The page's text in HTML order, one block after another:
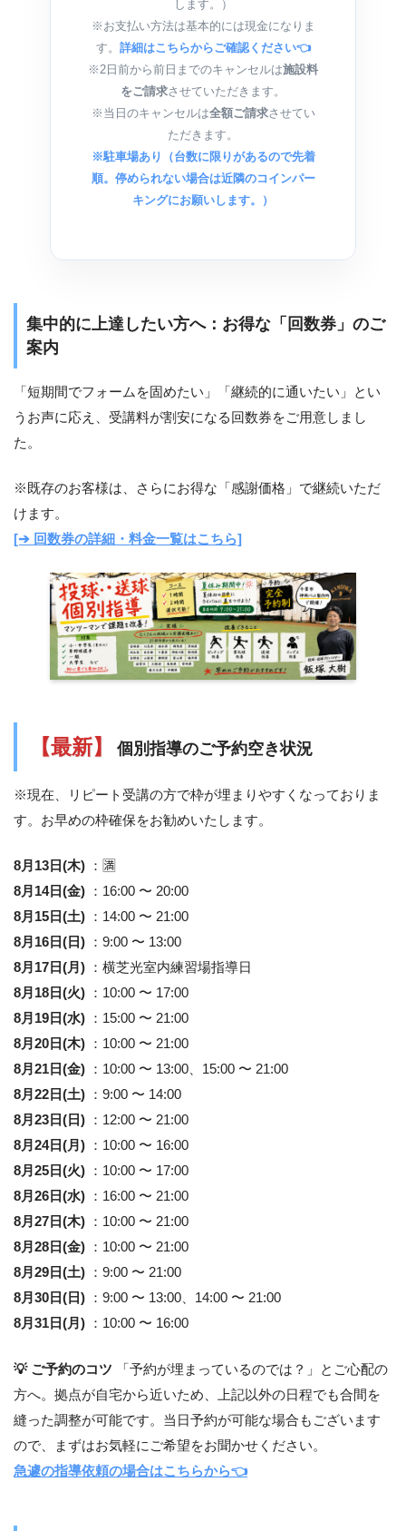
します。）
※お支払い方法は基本的には現金になりま
す。 詳細はこちらからご確認ください👈
※2日前から前日までのキャンセルは施設料
をご請求させていただきます。
※当日のキャンセルは全額ご請求させてい
ただきます。
※駐車場あり（台数に限りがあるので先着
順。停められない場合は近隣のコインパー
キングにお願いします。）
集中的に上達したい方へ：お得な「回数券」のご
案内
「短期間でフォームを固めたい」「継続的に通いたい」とい
うお声に応え、受講料が割安になる回数券をご用意しまし
た。
※既存のお客様は、さらにお得な「感謝価格」で継続いただ
けます。
[➔ 回数券の詳細・料金一覧はこちら]
【最新】 個別指導のご予約空き状況
※現在、リピート受講の方で枠が埋まりやすくなっておりま
す。お早めの枠確保をお勧めいたします。
8月13日(木)
：🈵
8月14日(金)
：16:00 〜 20:00
8月15日(土)
：14:00 〜 21:00
8月16日(日)
：9:00 〜 13:00
8月17日(月)
：横芝光室内練習場指導日
8月18日(火)
：10:00 〜 17:00
8月19日(水)
：15:00 〜 21:00
8月20日(木)
：10:00 〜 21:00
8月21日(金)
：10:00 〜 13:00、15:00 〜 21:00
8月22日(土)
：9:00 〜 14:00
8月23日(日)
：12:00 〜 21:00
8月24日(月)
：10:00 〜 16:00
8月25日(火)
：10:00 〜 17:00
8月26日(水)
：16:00 〜 21:00
8月27日(木)
：10:00 〜 21:00
8月28日(金)
：10:00 〜 21:00
8月29日(土)
：9:00 〜 21:00
8月30日(日)
：9:00 〜 13:00、14:00 〜 21:00
8月31日(月)
：10:00 〜 16:00
💡 ご予約のコツ 「予約が埋まっているのでは？」とご心配の
方へ。拠点が自宅から近いため、上記以外の日程でも合間を
縫った調整が可能です。当日予約が可能な場合もございます
ので、まずはお気軽にご希望をお聞かせください。
急遽の指導依頼の場合はこちらから👈